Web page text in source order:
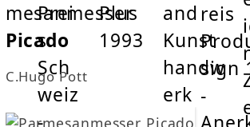
mesanmesser
Picado
C.Hugo Pott